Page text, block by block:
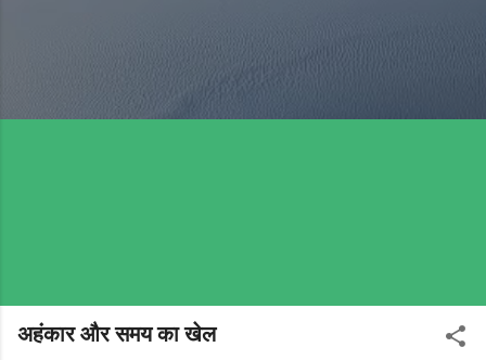
अहंकार और समय का खेल